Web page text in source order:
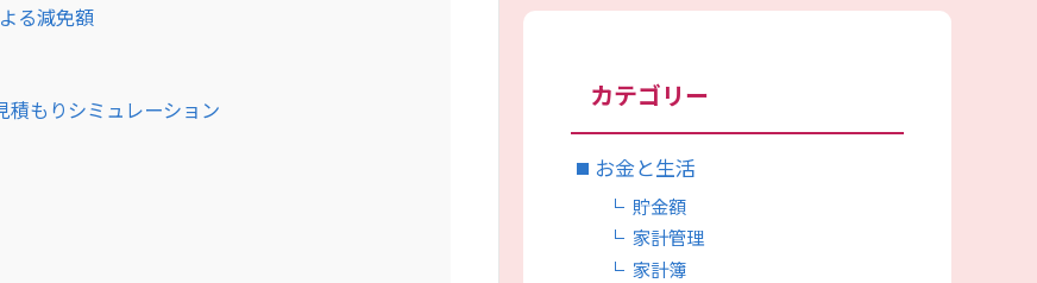
る減免額
積もりシミュレーション
カテゴリー
お金と生活
貯金額
家計管理
家計簿